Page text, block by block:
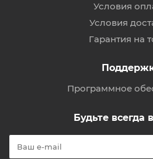
Условия
Условия
Гарантия на
Программное
Будьте всегда